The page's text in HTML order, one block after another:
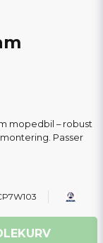
mopedbil – robust
Passer